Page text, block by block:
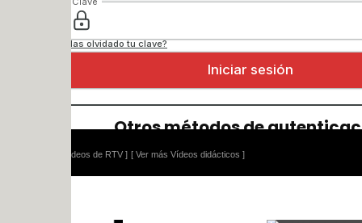
[ Ver más Vídeos didácticos ]